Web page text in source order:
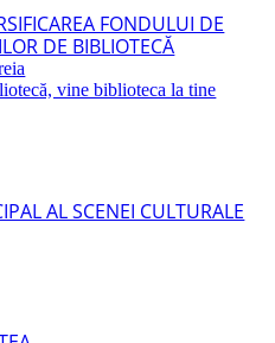
FONDULUI DE
DE BIBLIOTECĂ
vine biblioteca la tine
AL SCENEI CULTURALE